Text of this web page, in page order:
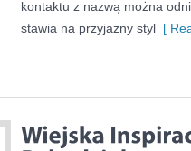
kontaktu z nazwą można
stawia na przyjazny styl [